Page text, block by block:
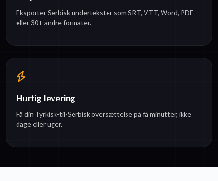
Eksporter Serbisk undertekster som SRT, VTT, Word, PDF
eller 30+ andre formater.
Hurtig levering
Få din Tyrkisk-til-Serbisk oversættelse på få minutter, ikke
dage eller uger.